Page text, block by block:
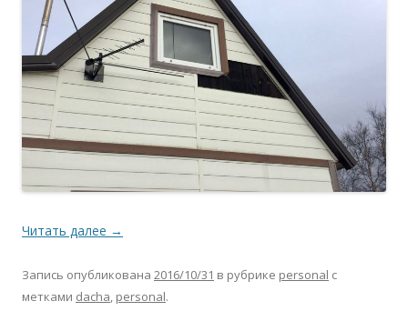
Читать далее →
Запись опубликована 2016/10/31 в рубрике personal с
метками dacha, personal.